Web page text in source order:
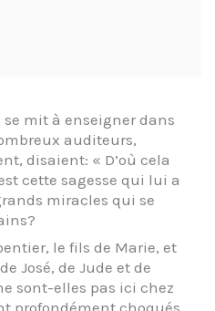
mit à enseigner dans
auditeurs,
disaient: « D’où cela
cette sagesse qui lui a
miracles qui se
le fils de Marie, et
José, de Jude et de
sont-elles pas ici chez
profondément choqués